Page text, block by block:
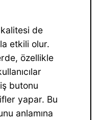
de
etkili olur.
özellikle
butonu
yapar. Bu
anlamına